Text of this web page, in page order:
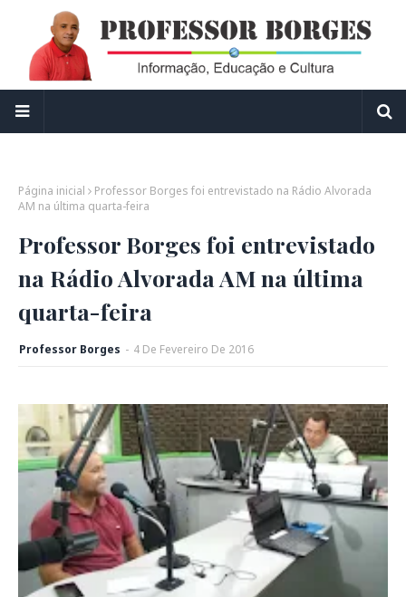
Página inicial
Professor Borges foi entrevistado na Rádio Alvorada
AM na última quarta-feira
Professor Borges foi entrevistado
na Rádio Alvorada AM na última
quarta-feira
Professor Borges - 4 De Fevereiro De 2016